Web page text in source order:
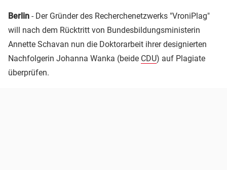
Berlin - Der Gründer des Recherchenetzwerks "VroniPlag"
will nach dem Rücktritt von Bundesbildungsministerin
Annette Schavan nun die Doktorarbeit ihrer designierten
Nachfolgerin Johanna Wanka (beide CDU) auf Plagiate
überprüfen.